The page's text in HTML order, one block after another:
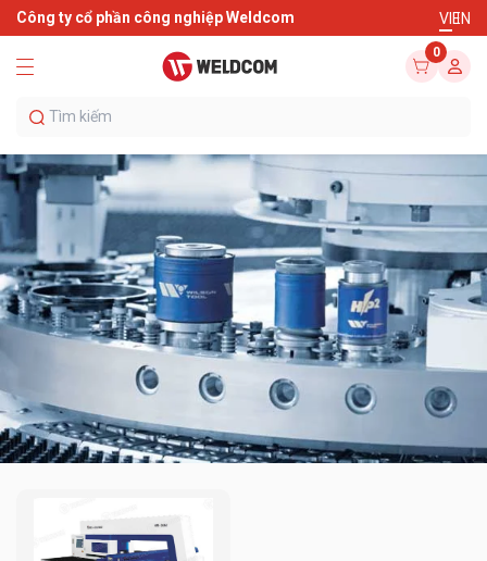
Công ty cổ phần công nghiệp Weldcom VIEN
0